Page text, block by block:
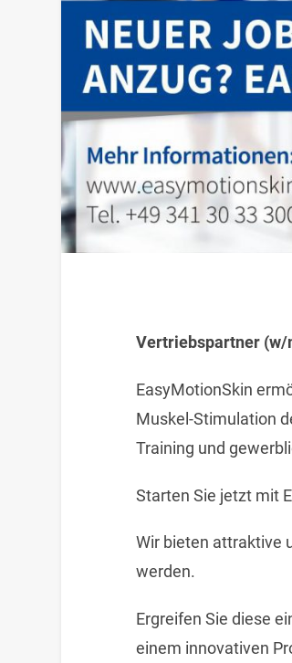
Vertriebspartner (w/
EasyMotionSkin
Muskel-Stimulation
Training und
Starten Sie jetzt mit
Wir bieten attraktive
werden.
Ergreifen Sie diese
einem innovativen